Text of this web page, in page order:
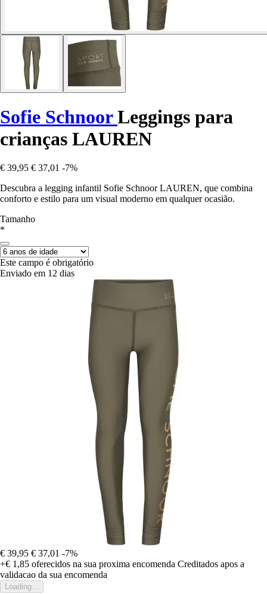
Sofie SchnoorLeggings para
crianças LAUREN
€ 39,95 € 37,01 -7%
Descubra a legging infantil Sofie Schnoor LAUREN, que combina
conforto e estilo para um visual moderno em qualquer ocasião.
Tamanho
*
Este campo é obrigatório
Enviado em 12 dias
€ 39,95 € 37,01 -7%
+€ 1,85 oferecidos na sua proxima encomenda Creditados apos a
validacao da sua encomenda
Loading...